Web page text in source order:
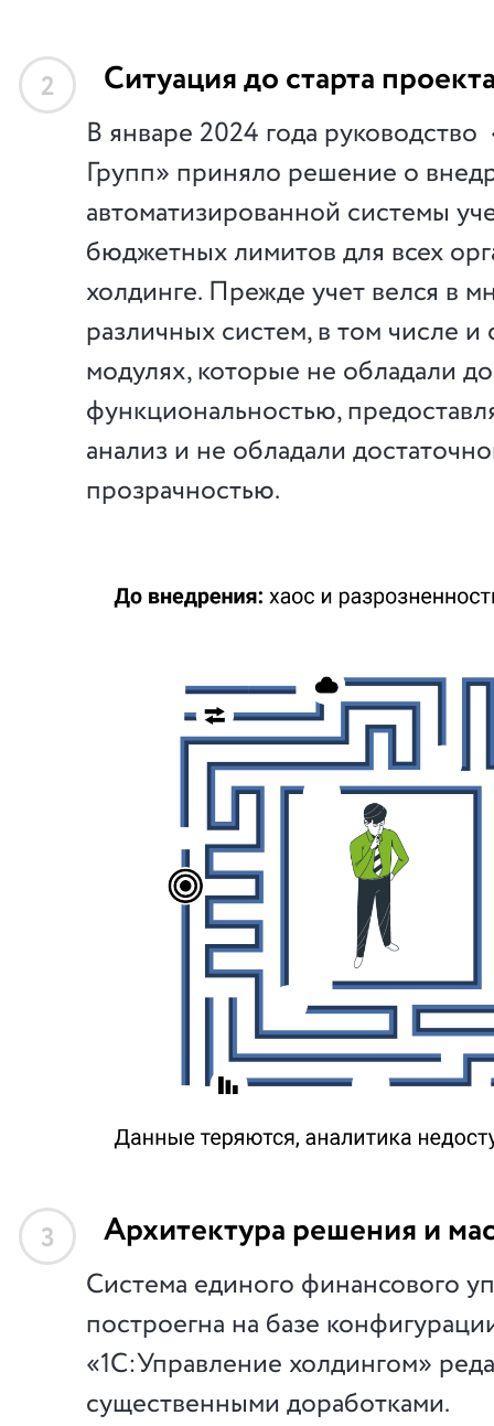
2 Ситуация до старта
В январе 2024 года
Групп» приняло решение о
автоматизированной системы
бюджетных лимитов для всех
холдинге. Прежде учет велся в
различных систем, в том числе
модулях, которые не обладали
функциональностью,
анализ и не обладали
прозрачностью.
3 Архитектура решения и
Система единого финансового
построегна на базе
«1С:Управление холдингом»
существенными доработками.